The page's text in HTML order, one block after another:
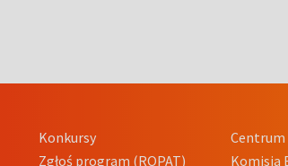
Konkursy
Zgłoś program (ROPAT)
Komisja